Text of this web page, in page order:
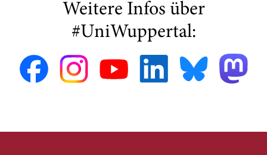
Weitere Infos über
#UniWuppertal: